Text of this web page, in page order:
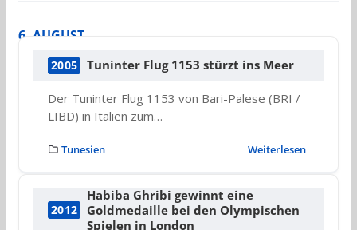
6. AUGUST
2005 Tuninter Flug 1153 stürzt ins Meer
Der Tuninter Flug 1153 von Bari-Palese (BRI /
LIBD) in Italien zum…
Tunesien Weiterlesen
2012
Habiba Ghribi gewinnt eine
Goldmedaille bei den Olympischen
Spielen in London